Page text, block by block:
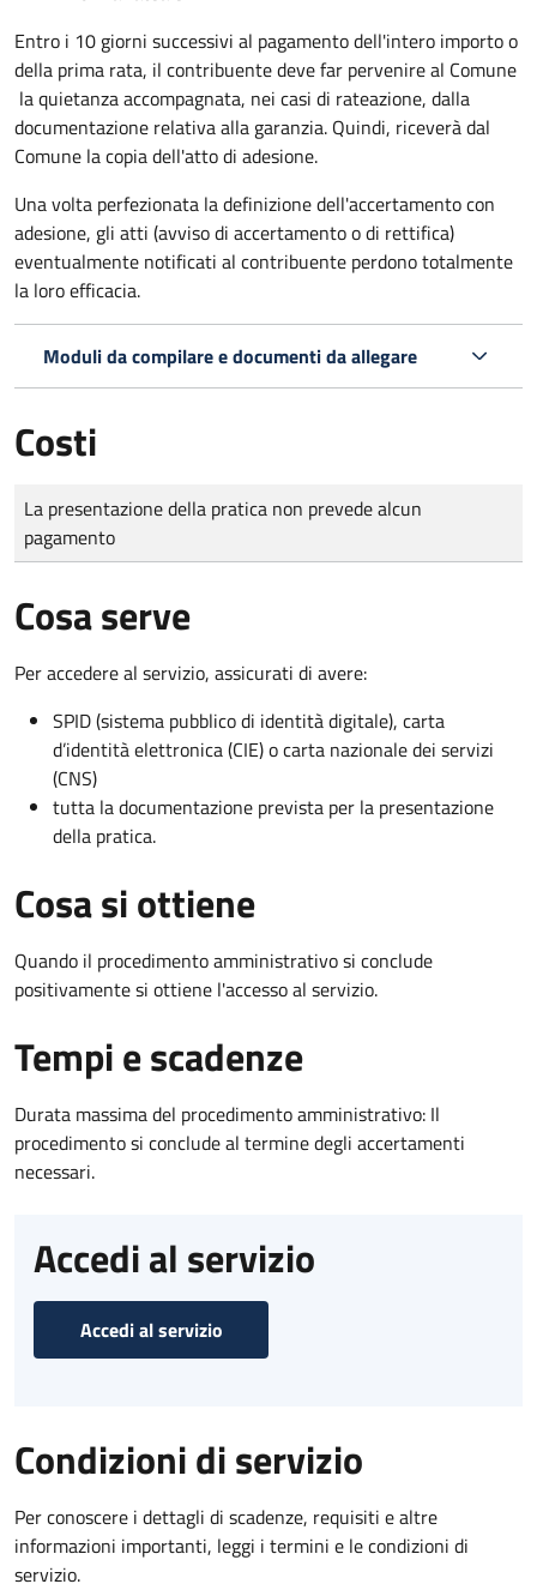
Entro i 10 giorni successivi al pagamento dell'intero importo o
della prima rata, il contribuente deve far pervenire al Comune
la quietanza accompagnata, nei casi di rateazione, dalla
documentazione relativa alla garanzia. Quindi, riceverà dal
Comune la copia dell'atto di adesione.
Una volta perfezionata la definizione dell'accertamento con
adesione, gli atti (avviso di accertamento o di rettifica)
eventualmente notificati al contribuente perdono totalmente
la loro efficacia.
Moduli da compilare e documenti da allegare
Costi
Tipo di pagamento
Importo
La presentazione della pratica non prevede alcun
pagamento
Cosa serve
Per accedere al servizio, assicurati di avere:
SPID (sistema pubblico di identità digitale), carta
d’identità elettronica (CIE) o carta nazionale dei servizi
(CNS)
tutta la documentazione prevista per la presentazione
della pratica.
Cosa si ottiene
Quando il procedimento amministrativo si conclude
positivamente si ottiene l'accesso al servizio.
Tempi e scadenze
Durata massima del procedimento amministrativo: Il
procedimento si conclude al termine degli accertamenti
necessari.
Accedi al servizio
Accedi al servizio
Condizioni di servizio
Per conoscere i dettagli di scadenze, requisiti e altre
informazioni importanti, leggi i termini e le condizioni di
servizio.